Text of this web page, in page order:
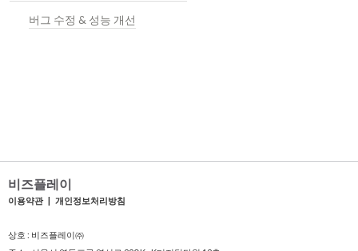
버그 수정 & 성능 개선
비즈플레이
이용약관| 개인정보처리방침
상호 : 비즈플레이㈜